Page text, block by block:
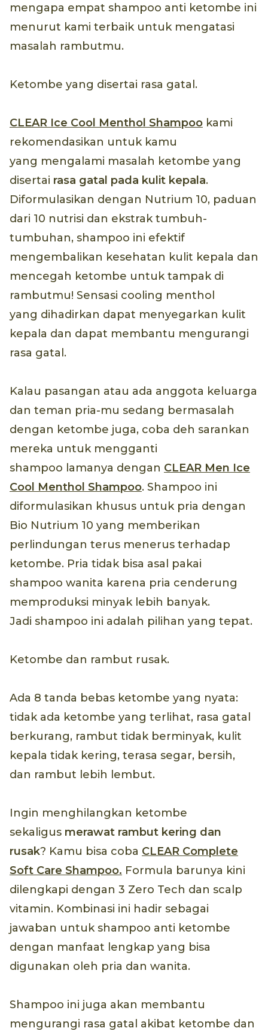
mengapa empat shampoo anti ketombe ini
menurut kami terbaik untuk mengatasi
masalah rambutmu.
Ketombe yang disertai rasa gatal.
CLEAR Ice Cool Menthol Shampoo kami
rekomendasikan untuk kamu
yang mengalami masalah ketombe yang
disertai rasa gatal pada kulit kepala.
Diformulasikan dengan Nutrium 10, paduan
dari 10 nutrisi dan ekstrak tumbuh-
tumbuhan, shampoo ini efektif
mengembalikan kesehatan kulit kepala dan
mencegah ketombe untuk tampak di
rambutmu! Sensasi cooling menthol
yang dihadirkan dapat menyegarkan kulit
kepala dan dapat membantu mengurangi
rasa gatal.
Kalau pasangan atau ada anggota keluarga
dan teman pria-mu sedang bermasalah
dengan ketombe juga, coba deh sarankan
mereka untuk mengganti
shampoo lamanya dengan CLEAR Men Ice
Cool Menthol Shampoo. Shampoo ini
diformulasikan khusus untuk pria dengan
Bio Nutrium 10 yang memberikan
perlindungan terus menerus terhadap
ketombe. Pria tidak bisa asal pakai
shampoo wanita karena pria cenderung
memproduksi minyak lebih banyak.
Jadi shampoo ini adalah pilihan yang tepat.
Ketombe dan rambut rusak.
Ada 8 tanda bebas ketombe yang nyata:
tidak ada ketombe yang terlihat, rasa gatal
berkurang, rambut tidak berminyak, kulit
kepala tidak kering, terasa segar, bersih,
dan rambut lebih lembut.
Ingin menghilangkan ketombe
sekaligus merawat rambut kering dan
rusak? Kamu bisa coba CLEAR Complete
Soft Care Shampoo. Formula barunya kini
dilengkapi dengan 3 Zero Tech dan scalp
vitamin. Kombinasi ini hadir sebagai
jawaban untuk shampoo anti ketombe
dengan manfaat lengkap yang bisa
digunakan oleh pria dan wanita.
Shampoo ini juga akan membantu
mengurangi rasa gatal akibat ketombe dan